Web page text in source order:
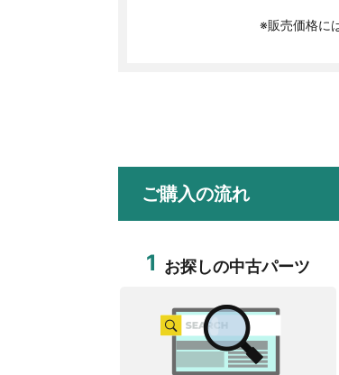
※販売価格に
ご購入の流れ
1 お探しの中古パーツ